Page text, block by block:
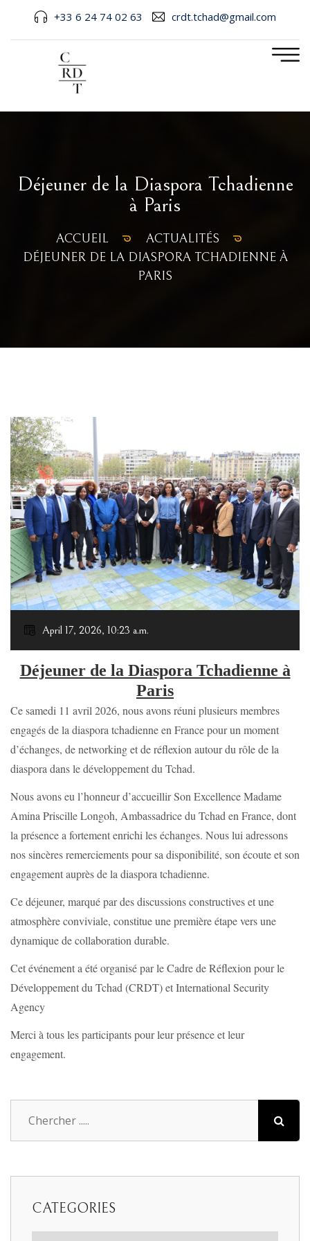
+33 6 24 74 02 63 crdt.tchad@gmail.com
Déjeuner de la Diaspora Tchadienne
à Paris
ACCUEIL
ACTUALITÉS
DÉJEUNER DE LA DIASPORA TCHADIENNE À
PARIS
April 17, 2026, 10:23 a.m.
Déjeuner de la Diaspora Tchadienne à
Paris
Ce samedi 11 avril 2026, nous avons réuni plusieurs membres
engagés de la diaspora tchadienne en France pour un moment
d’échanges, de networking et de réflexion autour du rôle de la
diaspora dans le développement du Tchad.
Nous avons eu l’honneur d’accueillir Son Excellence Madame
Amina Priscille Longoh, Ambassadrice du Tchad en France, dont
la présence a fortement enrichi les échanges. Nous lui adressons
nos sincères remerciements pour sa disponibilité, son écoute et son
engagement auprès de la diaspora tchadienne.
Ce déjeuner, marqué par des discussions constructives et une
atmosphère conviviale, constitue une première étape vers une
dynamique de collaboration durable.
Cet événement a été organisé par le Cadre de Réflexion pour le
Développement du Tchad (CRDT) et International Security
Agency
Merci à tous les participants pour leur présence et leur
engagement.
CATEGORIES